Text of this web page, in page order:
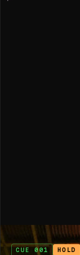
CUE 001 HOLD